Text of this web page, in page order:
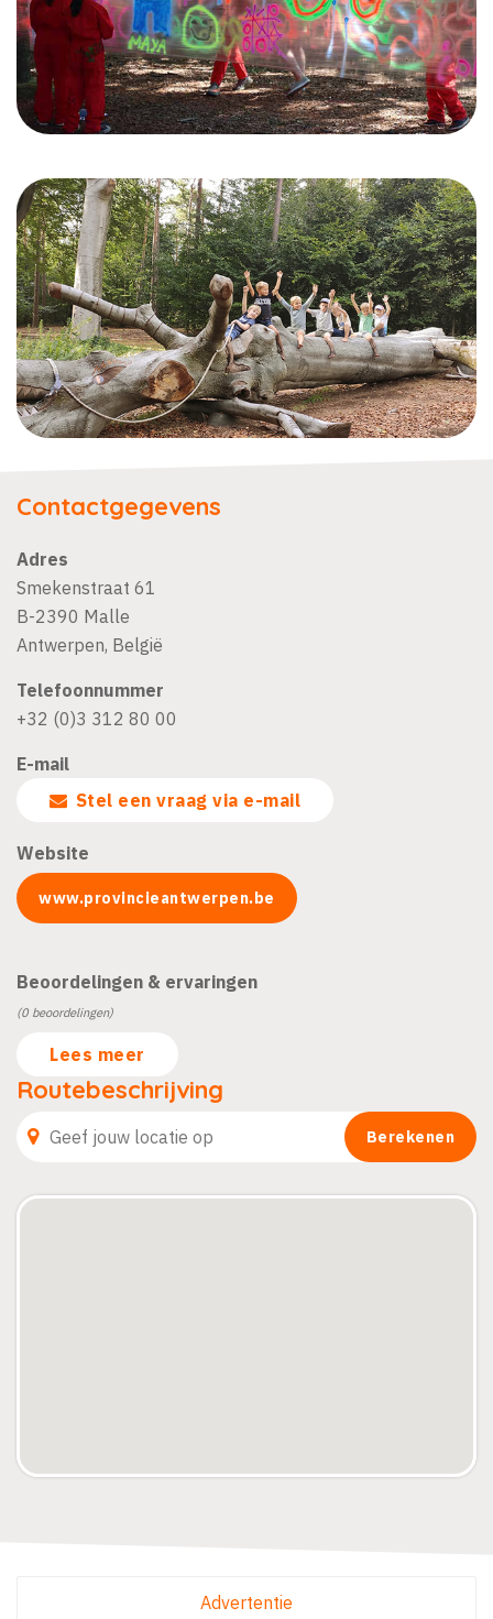
Contactgegevens
Adres
Smekenstraat 61
B-2390 Malle
Antwerpen, België
Telefoonnummer
+32 (0)3 312 80 00
E-mail
Stel een vraag via e-mail
Website
www.provincieantwerpen.be
Beoordelingen & ervaringen
(0 beoordelingen)
Lees meer
Routebeschrijving
Advertentie